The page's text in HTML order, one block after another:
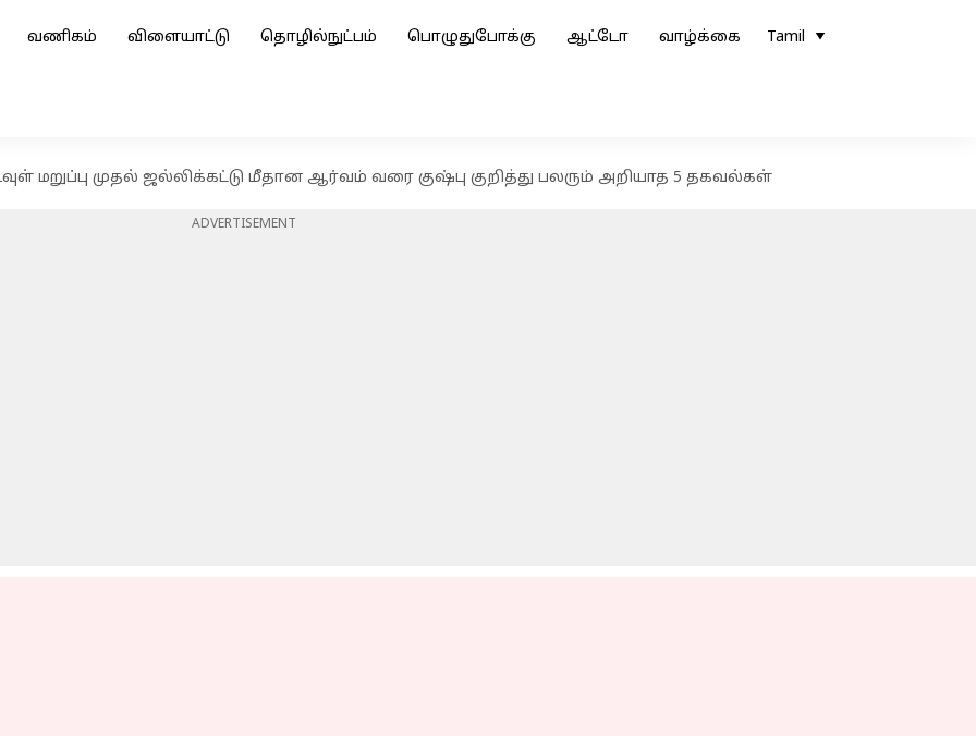
வணிகம் விளையாட்டு தொழில்நுட்பம் பொழுதுபோக்கு ஆட்டோ வாழ்க்கை Tamil
மறுப்பு முதல் ஜல்லிக்கட்டு மீதான ஆர்வம் வரை குஷ்பு குறித்து பலரும் அறியாத 5 தகவல்கள்
ADVERTISEMENT